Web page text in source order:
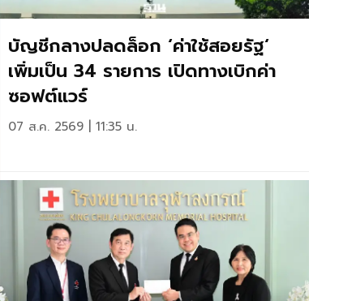
บัญชีกลางปลดล็อก ‘ค่าใช้สอยรัฐ‘
เพิ่มเป็น 34 รายการ เปิดทางเบิกค่า
ซอฟต์แวร์
07 ส.ค. 2569 | 11:35 น.